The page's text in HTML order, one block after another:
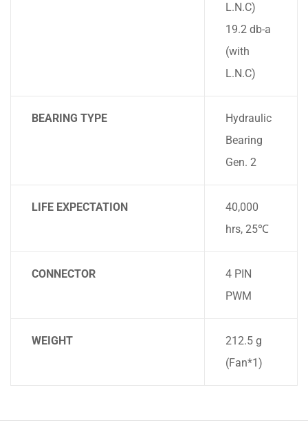
L.N.C)
19.2 db-a
(with
L.N.C)
BEARING TYPE
Hydraulic
Bearing
Gen. 2
LIFE EXPECTATION
40,000
hrs, 25℃
CONNECTOR
4 PIN
PWM
WEIGHT
212.5 g
(Fan*1)